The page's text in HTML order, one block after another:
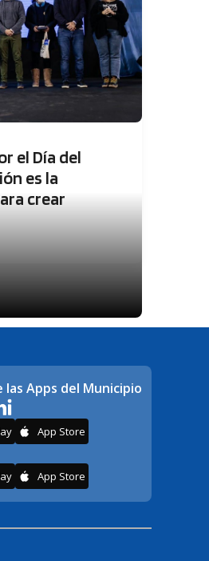
el Día del
es la
crear
las Apps del Municipio
App Store
App Store